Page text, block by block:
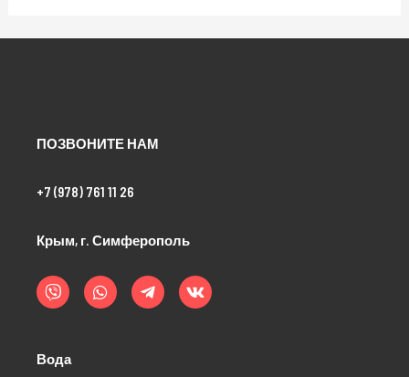
ПОЗВОНИТЕ НАМ
+7 (978) 761 11 26
Крым, г. Симферополь
i
b
e
h
a
t
e
l
e
k
Вода